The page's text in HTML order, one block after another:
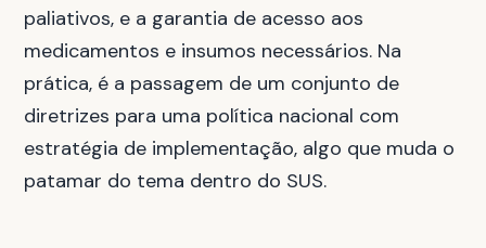
paliativos, e a garantia de acesso aos
medicamentos e insumos necessários. Na
prática, é a passagem de um conjunto de
diretrizes para uma política nacional com
estratégia de implementação, algo que muda o
patamar do tema dentro do SUS.